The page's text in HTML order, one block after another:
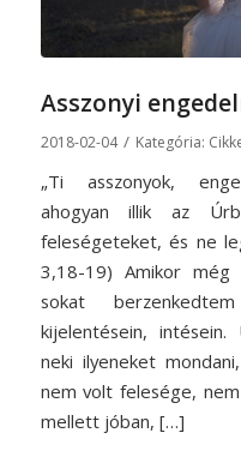
Asszonyi
2018-02-04 / Kategória:
„Ti asszonyok,
ahogyan illik az
feleségeteket, és ne
3,18-19) Amikor még
sokat
kijelentésein,
neki ilyeneket
nem volt felesége,
mellett jóban, […]